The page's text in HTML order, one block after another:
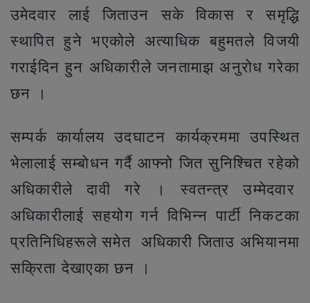
उमेदवार लाई जिताउन सके विकास र समृद्धि
स्थापित हुने भएकोले अत्याधिक बहुमतले विजयी
गराईदिन हुन अधिकारीले जनतामाझ अनुरोध गरेका
छन ।
सम्पर्क कार्यालय उदघाटन कार्यक्रममा उपस्थित
भेलालाई सम्बोधन गर्दै आफ्नो जित सुनिश्चित रहेको
अधिकारीले दावी गरे । स्वतन्त्र उम्मेदवार
अधिकारीलाई सहयोग गर्न विभिन्न पार्टी निकटका
प्रतिनिधिहरूले समेत अधिकारी जिताउ अभियानमा
सक्रिता देखाएका छन ।